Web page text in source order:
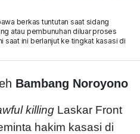
berkas tuntutan saat sidang
atau pembunuhan diluar proses
saat ini berlanjut ke tingkat kasasi di
Bambang Noroyono
killing Laskar Front
hakim kasasi di